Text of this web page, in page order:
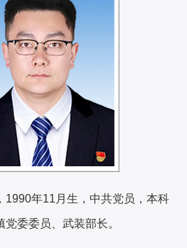
1990年11月生，中共党员，本科
委委员、武装部长。